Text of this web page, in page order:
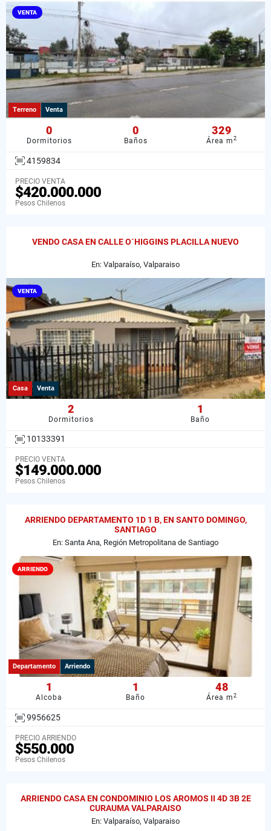
VENTA
Terreno Venta
0
Dormitorios
0
Baños
329
Área m2
4159834
PRECIO VENTA
$420.000.000
Pesos Chilenos
VENDO CASA EN CALLE O´HIGGINS PLACILLA NUEVO
En: Valparaíso, Valparaiso
VENTA
Casa Venta
2
Dormitorios
1
Baño
10133391
PRECIO VENTA
$149.000.000
Pesos Chilenos
ARRIENDO DEPARTAMENTO 1D 1 B, EN SANTO DOMINGO,
SANTIAGO
En: Santa Ana, Región Metropolitana de Santiago
ARRIENDO
Departamento Arriendo
1
Alcoba
1
Baño
48
Área m2
9956625
PRECIO ARRIENDO
$550.000
Pesos Chilenos
ARRIENDO CASA EN CONDOMINIO LOS AROMOS II 4D 3B 2E
CURAUMA VALPARAISO
En: Valparaíso, Valparaiso